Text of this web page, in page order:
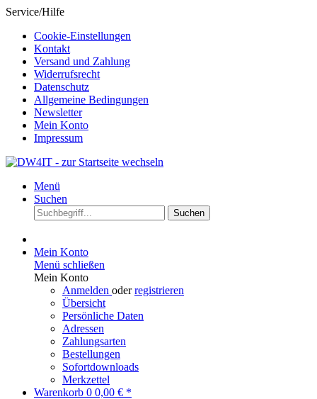
Service/Hilfe
Cookie-Einstellungen
Kontakt
Versand und Zahlung
Widerrufsrecht
Datenschutz
Allgemeine Bedingungen
Newsletter
Mein Konto
Impressum
Menü
Suchen
Suchen
Mein Konto
Menü schließen
Mein Konto
Anmelden oderregistrieren
Übersicht
Persönliche Daten
Adressen
Zahlungsarten
Bestellungen
Sofortdownloads
Merkzettel
Warenkorb 0 0,00 € *